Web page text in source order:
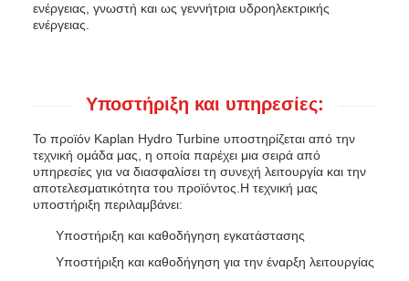
ενέργειας, γνωστή και ως γεννήτρια υδροηλεκτρικής
ενέργειας.
Υποστήριξη και υπηρεσίες:
Το προϊόν Kaplan Hydro Turbine υποστηρίζεται από την
τεχνική ομάδα μας, η οποία παρέχει μια σειρά από
υπηρεσίες για να διασφαλίσει τη συνεχή λειτουργία και την
αποτελεσματικότητα του προϊόντος.Η τεχνική μας
υποστήριξη περιλαμβάνει:
Υποστήριξη και καθοδήγηση εγκατάστασης
Υποστήριξη και καθοδήγηση για την έναρξη λειτουργίας